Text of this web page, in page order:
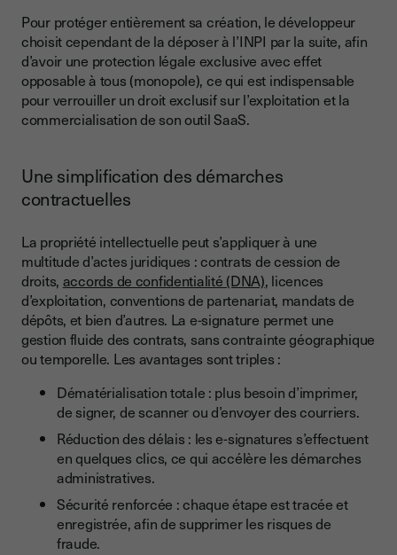
Pour protéger entièrement sa création, le développeur
choisit cependant de la déposer à l’INPI par la suite, afin
d’avoir une protection légale exclusive avec effet
opposable à tous (monopole), ce qui est indispensable
pour verrouiller un droit exclusif sur l’exploitation et la
commercialisation de son outil SaaS.
Une simplification des démarches
contractuelles
La propriété intellectuelle peut s’appliquer à une
multitude d’actes juridiques : contrats de cession de
droits, accords de confidentialité (DNA), licences
d’exploitation, conventions de partenariat, mandats de
dépôts, et bien d’autres. La e-signature permet une
gestion fluide des contrats, sans contrainte géographique
ou temporelle. Les avantages sont triples :
Dématérialisation totale : plus besoin d’imprimer,
de signer, de scanner ou d’envoyer des courriers.
Réduction des délais : les e-signatures s’effectuent
en quelques clics, ce qui accélère les démarches
administratives.
Sécurité renforcée : chaque étape est tracée et
enregistrée, afin de supprimer les risques de
fraude.